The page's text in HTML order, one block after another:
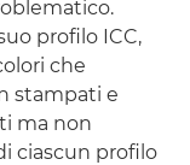
profilo ICC,
che
stampati e
ma non
ciascun profilo